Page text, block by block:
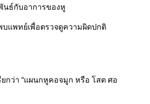
นธ์กับอาการของหู
บแพทย์เพื่อตรวจดูความผิดปกติ
กว่า “แผนกหูคอจมูก หรือ โสต ศอ